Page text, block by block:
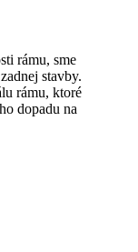
rámu, sme
stavby.
rámu, ktoré
dopadu na